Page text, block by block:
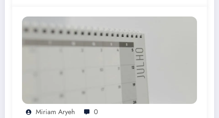
Miriam Aryeh 0